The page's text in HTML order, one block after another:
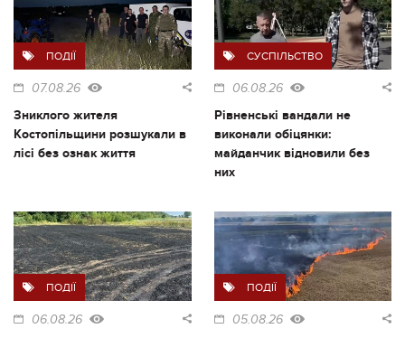
ПОДІЇ
07.08.26
Зниклого жителя
Костопільщини розшукали в
лісі без ознак життя
СУСПІЛЬСТВО
06.08.26
Рівненські вандали не
виконали обіцянки:
майданчик відновили без
них
ПОДІЇ
06.08.26
ПОДІЇ
05.08.26